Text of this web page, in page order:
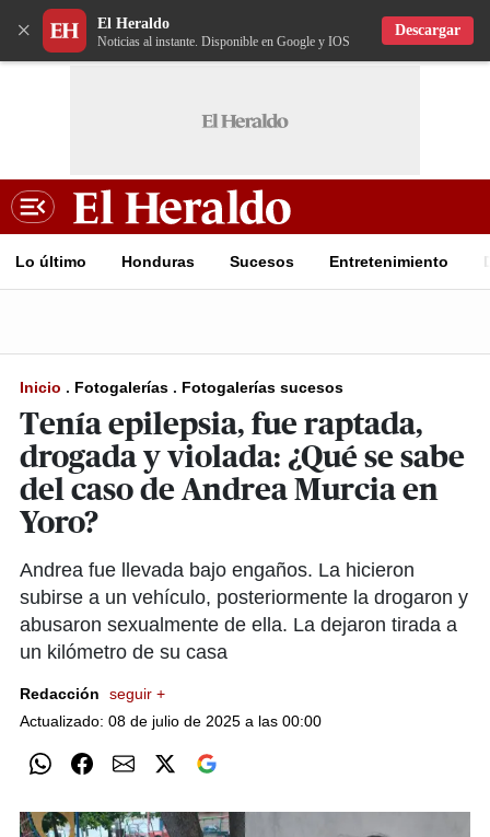
× El Heraldo
Noticias al instante. Disponible en Google y IOS
Descargar
Lo último Honduras Sucesos Entretenimiento
Inicio . Fotogalerías . Fotogalerías sucesos
Tenía epilepsia, fue raptada,
drogada y violada: ¿Qué se sabe
del caso de Andrea Murcia en
Yoro?
Andrea fue llevada bajo engaños. La hicieron
subirse a un vehículo, posteriormente la drogaron y
abusaron sexualmente de ella. La dejaron tirada a
un kilómetro de su casa
Redacción
seguir +
Actualizado: 08 de julio de 2025 a las 00:00